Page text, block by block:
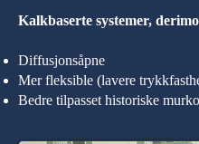
Kalkbaserte systemer,
Diffusjonsåpne
Mer fleksible (lavere
Bedre tilpasset historiske